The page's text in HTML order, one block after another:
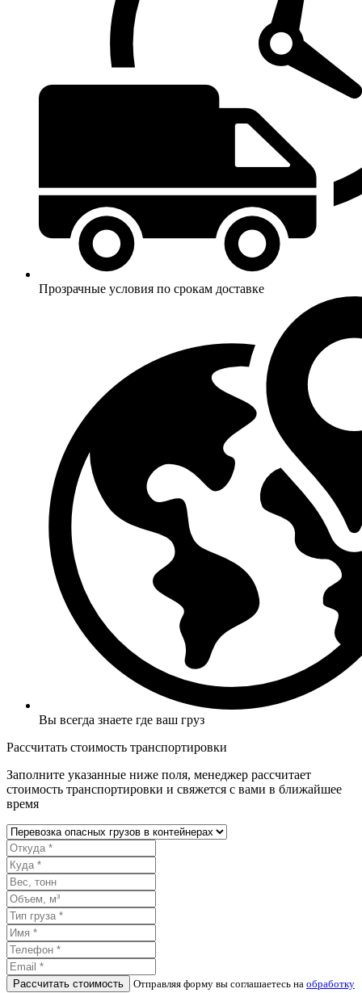
Прозрачные условия по срокам доставке
Вы всегда знаете где ваш груз
Рассчитать стоимость транспортировки
Заполните указанные ниже поля, менеджер рассчитает
стоимость транспортировки и свяжется с вами в ближайшее
время
Рассчитать стоимость Отправляя форму вы соглашаетесь на обработку